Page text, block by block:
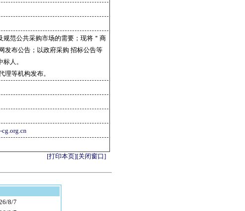
规范公共采购市场的需要；现将＂商
发布公告；以政府采购 招标公告等
人。
等机构发布。
[打印本页][关闭窗口]
8/7